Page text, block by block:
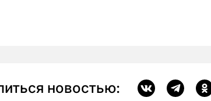
новостью: